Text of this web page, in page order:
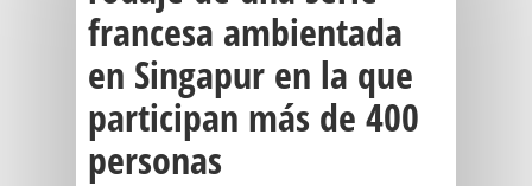
francesa ambientada
en Singapur en la que
participan más de 400
personas